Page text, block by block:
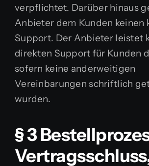
verpflichtet. Darüber hinaus
Anbieter dem Kunden keinen
Support. Der Anbieter leistet
direkten Support für Kunden
sofern keine anderweitigen
Vereinbarungen schriftlich
wurden.
§ 3